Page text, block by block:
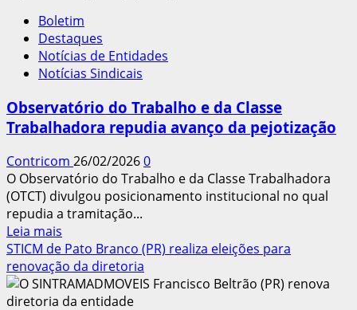
OIT
contra
trabalho
forçado
Boletim
Destaques
Notícias de Entidades
Notícias Sindicais
Observatório do Trabalho e da Classe
Trabalhadora repudia avanço da pejotização
Contricom 26/02/20260
O Observatório do Trabalho e da Classe Trabalhadora
(OTCT) divulgou posicionamento institucional no qual
repudia a tramitação...
Leia mais
mais
sobre
Observatório
do
STICM de Pato Branco (PR) realiza eleições para
renovação da diretoria